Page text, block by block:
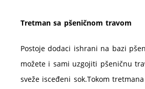
Tretman sa pšeničnom travom
Postoje dodaci ishrani na bazi
možete i sami uzgojiti pšeničnu
sveže isceđeni sok.Tokom